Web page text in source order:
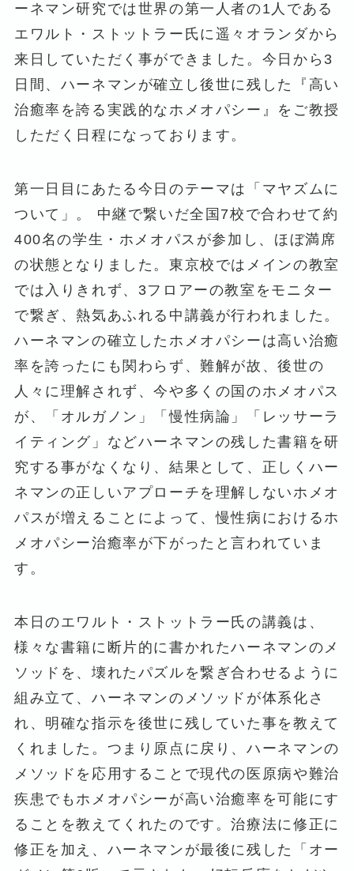
ーネマン研究では世界の第一人者の1人である
エワルト・ストットラー氏に遥々オランダから
来日していただく事ができました。今日から3
日間、ハーネマンが確立し後世に残した『高い
治癒率を誇る実践的なホメオパシー』をご教授
しただく日程になっております。
第一日目にあたる今日のテーマは「マヤズムに
ついて」。 中継で繋いだ全国7校で合わせて約
400名の学生・ホメオパスが参加し、ほぼ満席
の状態となりました。東京校ではメインの教室
では入りきれず、3フロアーの教室をモニター
で繋ぎ、熱気あふれる中講義が行われました。
ハーネマンの確立したホメオパシーは高い治癒
率を誇ったにも関わらず、難解が故、後世の
人々に理解されず、今や多くの国のホメオパス
が、「オルガノン」「慢性病論」「レッサーラ
イティング」などハーネマンの残した書籍を研
究する事がなくなり、結果として、正しくハー
ネマンの正しいアプローチを理解しないホメオ
パスが増えることによって、慢性病におけるホ
メオパシー治癒率が下がったと言われていま
す。
本日のエワルト・ストットラー氏の講義は、
様々な書籍に断片的に書かれたハーネマンのメ
ソッドを、壊れたパズルを繋ぎ合わせるように
組み立て、ハーネマンのメソッドが体系化さ
れ、明確な指示を後世に残していた事を教えて
くれました。つまり原点に戻り、ハーネマンの
メソッドを応用することで現代の医原病や難治
疾患でもホメオパシーが高い治癒率を可能にす
ることを教えてくれたのです。治療法に修正に
修正を加え、ハーネマンが最後に残した「オー